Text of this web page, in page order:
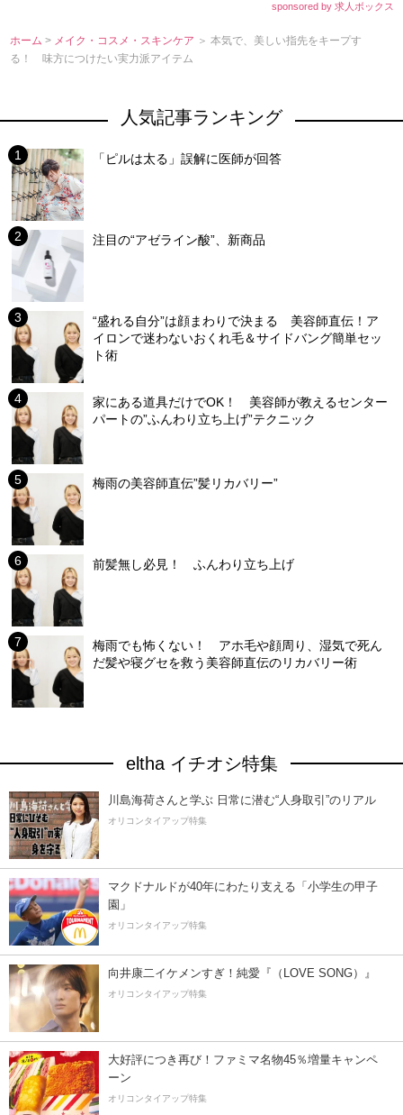
sponsored by 求人ボックス
ホーム > メイク・コスメ・スキンケア ＞ 本気で、美しい指先をキープす
る！ 味方につけたい実力派アイテム
人気記事ランキング
「ピルは太る」誤解に医師が回答
注目の“アゼライン酸”、新商品
“盛れる自分”は顔まわりで決まる 美容師直伝！ア
イロンで迷わないおくれ毛＆サイドバング簡単セッ
ト術
家にある道具だけでOK！ 美容師が教えるセンター
パートの”ふんわり立ち上げ”テクニック
梅雨の美容師直伝”髪リカバリー”
前髪無し必見！ ふんわり立ち上げ
梅雨でも怖くない！ アホ毛や顔周り、湿気で死ん
だ髪や寝グセを救う美容師直伝のリカバリー術
eltha イチオシ特集
川島海荷さんと学ぶ 日常に潜む“人身取引”のリアル
オリコンタイアップ特集
マクドナルドが40年にわたり支える「小学生の甲子
園」
オリコンタイアップ特集
向井康二イケメンすぎ！純愛『（LOVE SONG）』
オリコンタイアップ特集
大好評につき再び！ファミマ名物45％増量キャンペ
ーン
オリコンタイアップ特集